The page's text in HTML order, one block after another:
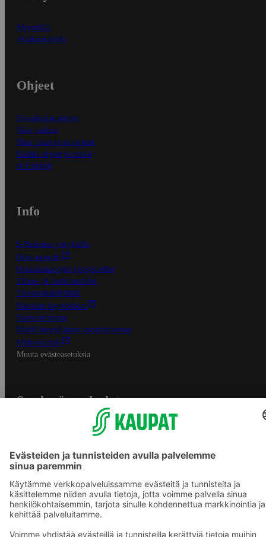
Myymälät
Asiakaspalvelu
Ohjeet
Ensitilaajan ohjeet
Näin maksat
Näin tilaat ja muokkaat
Kaikki ohjeet ja vinkit
In English
Info
S-Business yrityksille
Oiva-raportit
Osuuskauppojen yhteystiedot
Tilaus- ja toimitusehdot
Tietosuojakäytäntö
Palvelun käyttöehdot
Saavutettavuus
Mobiilisovelluksen saavutettavuus
Mainostajalle
Muuta evästeasetuksia
S-ryhmän palvelut
Yhteishyvä Ruoka -sovellus
S-ostoslista -sovellus
Prisma.fi
Sokos.fi
S-Pankki